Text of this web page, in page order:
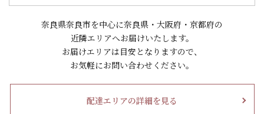
奈良県奈良市を中心に奈良県・大阪府・京都府の
近隣エリアへお届けいたします。
お届けエリアは目安となりますので、
お気軽にお問い合わせください。
配達エリアの詳細を見る